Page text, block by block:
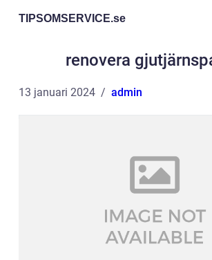
TIPSOMSERVICE.se
renovera
13 januari 2024 admin